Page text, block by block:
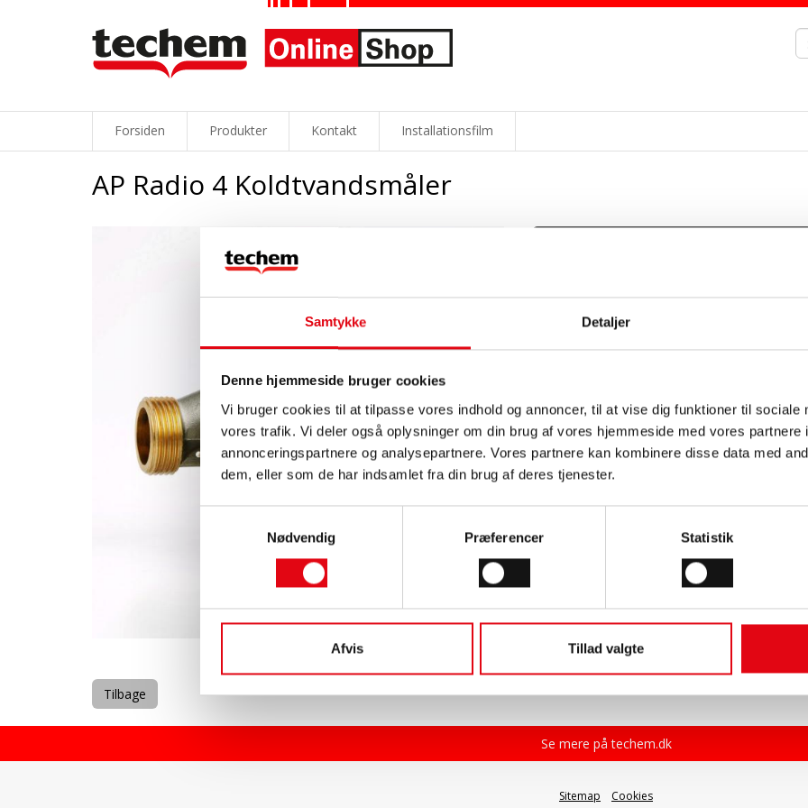
Samtykke Detaljer
Denne hjemmeside bruger cookies
Vi bruger cookies til at tilpasse vores indhold og annoncer, til at vise dig funktioner til sociale
vores trafik. Vi deler også oplysninger om din brug af vores hjemmeside med vores partnere
annonceringspartnere og analysepartnere. Vores partnere kan kombinere disse data med
dem, eller som de har indsamlet fra din brug af deres tjenester.
Nødvendig
Præferencer Statistik
Afvis Tillad valgte
Forsiden Produkter Kontakt Installationsfilm
AP Radio 4 Koldtvandsmåler
Føj til kurv
Tilbage
Se mere på techem.dk
Sitemap Cookies